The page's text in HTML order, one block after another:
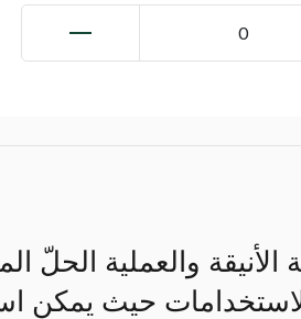
0
الأنيقة والعملية الحلّ
حيث يمكن